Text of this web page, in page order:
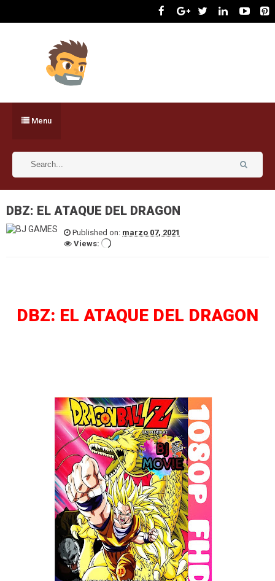
Menu
DBZ: EL ATAQUE DEL DRAGON
Published on: marzo 07, 2021
Views:
DBZ: EL ATAQUE DEL DRAGON